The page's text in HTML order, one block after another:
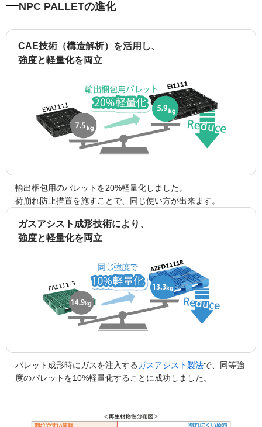
NPC PALLETの進化
CAE技術（構造解析）を活用し、
強度と軽量化を両立
輸出梱包用のパレットを20%軽量化しました。
荷崩れ防止措置を施すことで、同じ使い方が出来ます。
ガスアシスト成形技術により、
強度と軽量化を両立
パレット成形時にガスを注入するガスアシスト製法で、同等強
度のパレットを10%軽量化することに成功しました。